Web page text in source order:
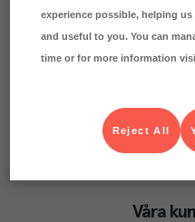
Våra
experience possible, helping
and useful to you. You can
time or for more information
Reject All